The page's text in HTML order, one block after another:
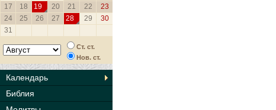
17
18 19 20 21 22
23
24
25 26 27 28 29
30
31
Ст. ст.
Нов. ст.
Календарь
Библия